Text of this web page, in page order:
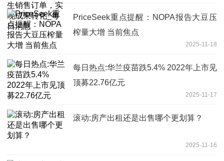
PriceSeek重点提醒：NOPA报告大豆压
榨量大增 当前焦点
2025-11-18
每日热点:华兰疫苗跌5.4% 2022年上市见
顶募22.76亿元
2025-11-17
滚动:房产出租还是出售哪个更划算？
2025-11-16